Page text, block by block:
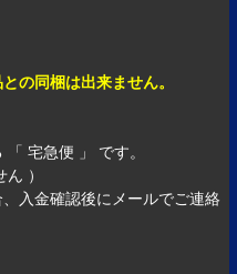
の同梱は出来ません。
宅急便 」 です。
）
入金確認後にメールでご連絡